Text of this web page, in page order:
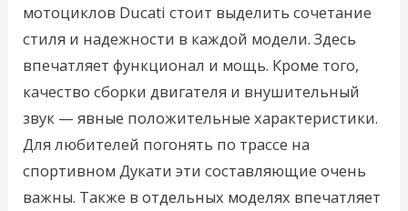
мотоциклов Ducati стоит выделить сочетание
стиля и надежности в каждой модели. Здесь
впечатляет функционал и мощь. Кроме того,
качество сборки двигателя и внушительный
звук — явные положительные характеристики.
Для любителей погонять по трассе на
спортивном Дукати эти составляющие очень
важны. Также в отдельных моделях впечатляет